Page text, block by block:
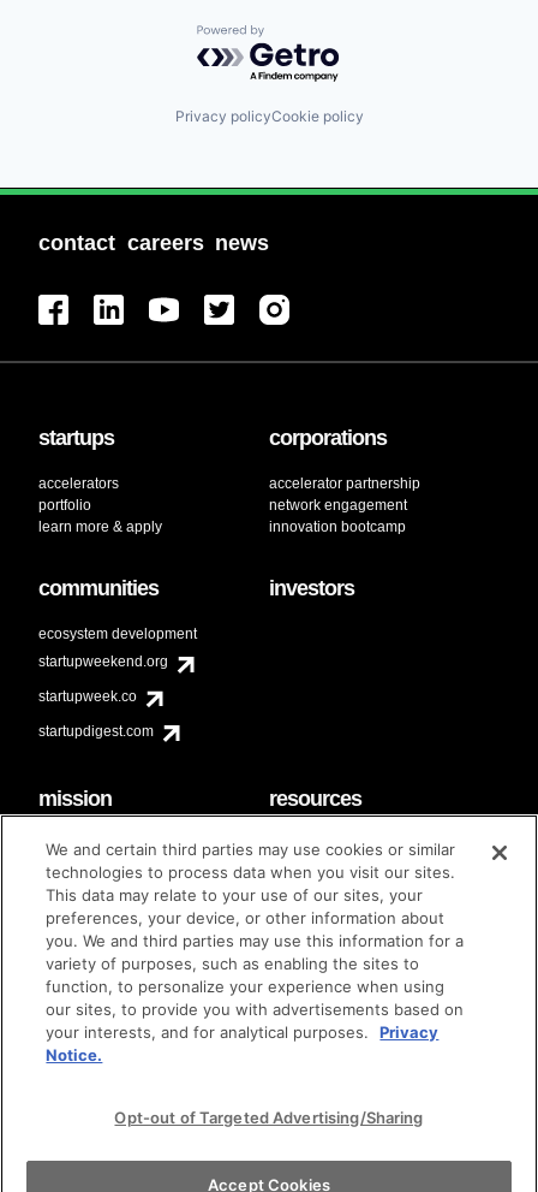
Powered by Getro.com
Privacy policyCookie policy
contact careers news
startups
accelerators
portfolio
learn more & apply
corporations
accelerator partnership
network engagement
innovation bootcamp
communities
ecosystem development
startupweekend.org
startupweek.co
startupdigest.com
investors
mission
code of conduct
diversity & inclusion
Techstars Foundation
resources
faq
contact
brand guidelines
© techstars 2024 | privacy policy | terms of use
We and certain third parties may use cookies or similar
technologies to process data when you visit our sites.
This data may relate to your use of our sites, your
preferences, your device, or other information about
you. We and third parties may use this information for a
variety of purposes, such as enabling the sites to
function, to personalize your experience when using
our sites, to provide you with advertisements based on
your interests, and for analytical purposes.
Privacy
Notice.
Opt-out of Targeted Advertising/Sharing
Accept Cookies